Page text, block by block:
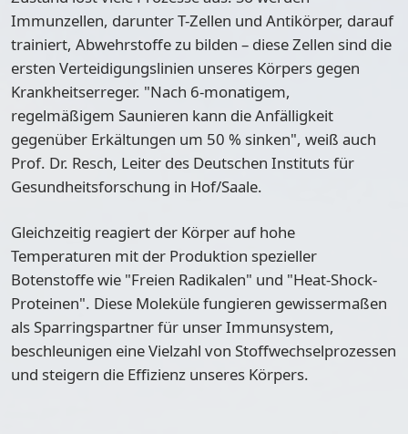
Immunzellen, darunter T-Zellen und Antikörper, darauf
trainiert, Abwehrstoffe zu bilden – diese Zellen sind die
ersten Verteidigungslinien unseres Körpers gegen
Krankheitserreger. "Nach 6-monatigem,
regelmäßigem Saunieren kann die Anfälligkeit
gegenüber Erkältungen um 50 % sinken", weiß auch
Prof. Dr. Resch, Leiter des Deutschen Instituts für
Gesundheitsforschung in Hof/Saale.
Gleichzeitig reagiert der Körper auf hohe
Temperaturen mit der Produktion spezieller
Botenstoffe wie "Freien Radikalen" und "Heat-Shock-
Proteinen". Diese Moleküle fungieren gewissermaßen
als Sparringspartner für unser Immunsystem,
beschleunigen eine Vielzahl von Stoffwechselprozessen
und steigern die Effizienz unseres Körpers.